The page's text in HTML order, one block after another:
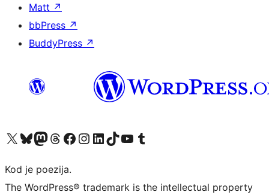
Matt ↗
bbPress ↗
BuddyPress ↗
Visit our X (formerly Twitter) account
Visit our Bluesky account
Visit our Mastodon account
Visit our Threads account
Visit our Facebook page
Visit our Instagram account
Visit our LinkedIn account
Visit our TikTok account
Visit our YouTube channel
Visit our Tumblr account
Kod je poezija.
The WordPress® trademark is the intellectual property